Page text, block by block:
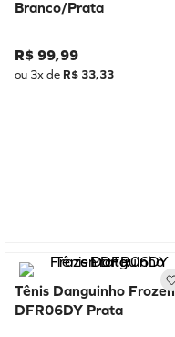
Branco/Prata
R$ 99,99
ou 3x de R$ 33,33
Tênis Danguinho Frozen
DFR06DY Prata